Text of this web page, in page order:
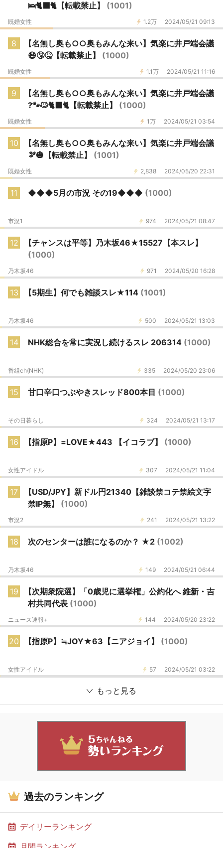
🛌🐈‍⬛🐈【転載禁止】 (1001)
1.2万 2024/05/21 09:13
既婚女性
8
【名無し奥も○○奥もみんな来い】気楽に井戸端会議
😷🤧🤒【転載禁止】 (1000)
1.1万 2024/05/21 11:16
既婚女性
9
【名無し奥も○○奥もみんな来い】気楽に井戸端会議
?🐾🐱🐈‍⬛🐈【転載禁止】 (1000)
1万 2024/05/21 03:54
既婚女性
10
【名無し奥も○○奥もみんな来い】気楽に井戸端会議
🫘🎃【転載禁止】 (1001)
2,838 2024/05/20 22:31
既婚女性
11 ◆◆◆5月の市況 その19◆◆◆ (1000)
974 2024/05/21 08:47
市況1
12
【チャンスは平等】乃木坂46★15527【本スレ】
(1000)
971 2024/05/20 16:28
乃木坂46
13 【5期生】何でも雑談スレ★114 (1001)
500 2024/05/21 13:03
乃木坂46
14 NHK総合を常に実況し続けるスレ 206314 (1000)
335 2024/05/20 23:06
番組ch(NHK)
15 甘口辛口つぶやきスレッド800本目 (1000)
324 2024/05/21 13:17
その日暮らし
16 【指原P】=LOVE★443 【イコラブ】 (1000)
307 2024/05/21 11:04
女性アイドル
17
【USD/JPY】新ドル円21340【雑談禁コテ禁絵文字
禁IP無】 (1000)
241 2024/05/21 13:22
市況2
18 次のセンターは誰になるのか？ ★2 (1002)
149 2024/05/21 06:44
乃木坂46
19
【次期衆院選】「0歳児に選挙権」公約化へ 維新・吉
村共同代表 (1000)
144 2024/05/20 23:22
ニュース速報+
20 【指原P】≒JOY★63【ニアジョイ】 (1000)
57 2024/05/21 03:22
女性アイドル
もっと見る
過去のランキング
デイリーランキング